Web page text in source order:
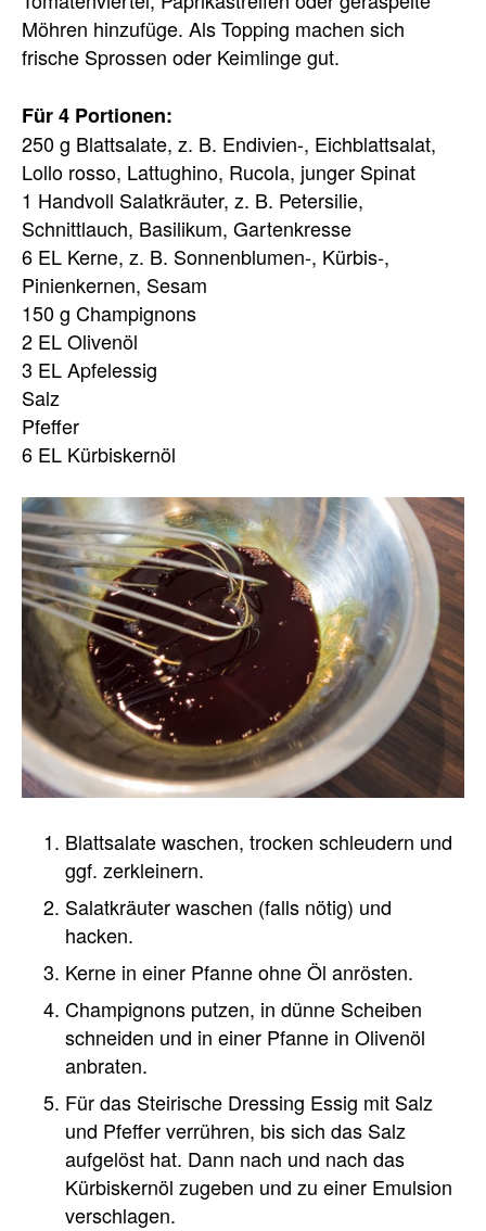
Möhren hinzufüge. Als Topping machen sich
frische Sprossen oder Keimlinge gut.
Für 4 Portionen:
250 g Blattsalate, z. B. Endivien-, Eichblattsalat,
Lollo rosso, Lattughino, Rucola, junger Spinat
1 Handvoll Salatkräuter, z. B. Petersilie,
Schnittlauch, Basilikum, Gartenkresse
6 EL Kerne, z. B. Sonnenblumen-, Kürbis-,
Pinienkernen, Sesam
150 g Champignons
2 EL Olivenöl
3 EL Apfelessig
Salz
Pfeffer
6 EL Kürbiskernöl
Blattsalate waschen, trocken schleudern und
ggf. zerkleinern.
Salatkräuter waschen (falls nötig) und
hacken.
Kerne in einer Pfanne ohne Öl anrösten.
Champignons putzen, in dünne Scheiben
schneiden und in einer Pfanne in Olivenöl
anbraten.
Für das Steirische Dressing Essig mit Salz
und Pfeffer verrühren, bis sich das Salz
aufgelöst hat. Dann nach und nach das
Kürbiskernöl zugeben und zu einer Emulsion
verschlagen.